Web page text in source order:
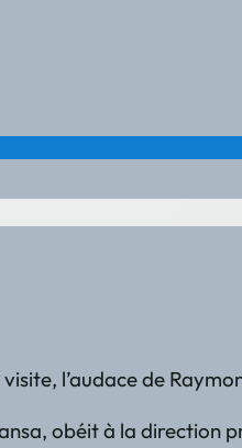
l’audace de
obéit à la